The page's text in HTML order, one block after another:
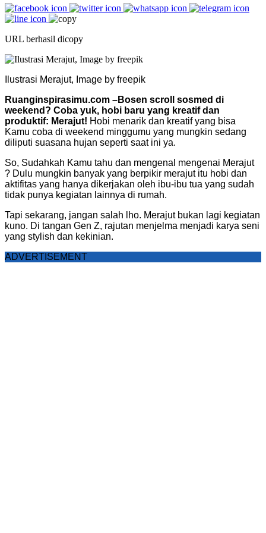
URL berhasil dicopy
Ilustrasi Merajut, Image by freepik
Ruanginspirasimu.com –Bosen scroll sosmed di
weekend? Coba yuk, hobi baru yang kreatif dan
produktif: Merajut! Hobi menarik dan kreatif yang bisa
Kamu coba di weekend minggumu yang mungkin sedang
diliputi suasana hujan seperti saat ini ya.
So, Sudahkah Kamu tahu dan mengenal mengenai Merajut
? Dulu mungkin banyak yang berpikir merajut itu hobi dan
aktifitas yang hanya dikerjakan oleh ibu-ibu tua yang sudah
tidak punya kegiatan lainnya di rumah.
Tapi sekarang, jangan salah lho. Merajut bukan lagi kegiatan
kuno. Di tangan Gen Z, rajutan menjelma menjadi karya seni
yang stylish dan kekinian.
ADVERTISEMENT